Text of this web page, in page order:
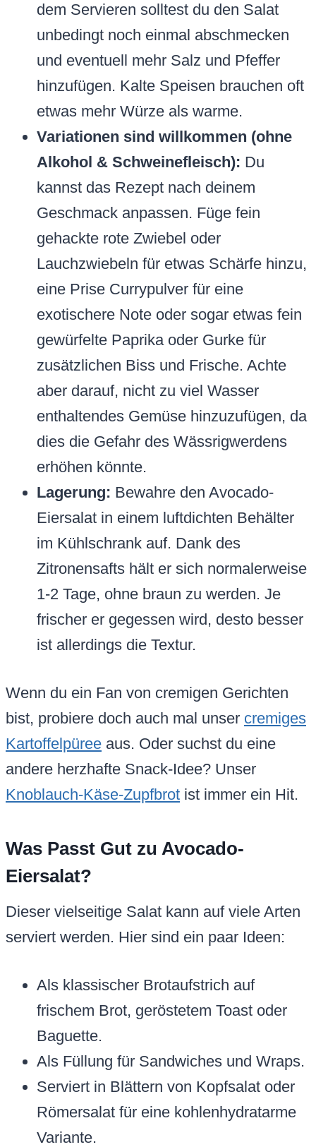
dem Servieren solltest du den Salat
unbedingt noch einmal abschmecken
und eventuell mehr Salz und Pfeffer
hinzufügen. Kalte Speisen brauchen oft
etwas mehr Würze als warme.
Variationen sind willkommen (ohne
Alkohol & Schweinefleisch): Du
kannst das Rezept nach deinem
Geschmack anpassen. Füge fein
gehackte rote Zwiebel oder
Lauchzwiebeln für etwas Schärfe hinzu,
eine Prise Currypulver für eine
exotischere Note oder sogar etwas fein
gewürfelte Paprika oder Gurke für
zusätzlichen Biss und Frische. Achte
aber darauf, nicht zu viel Wasser
enthaltendes Gemüse hinzuzufügen, da
dies die Gefahr des Wässrigwerdens
erhöhen könnte.
Lagerung: Bewahre den Avocado-
Eiersalat in einem luftdichten Behälter
im Kühlschrank auf. Dank des
Zitronensafts hält er sich normalerweise
1-2 Tage, ohne braun zu werden. Je
frischer er gegessen wird, desto besser
ist allerdings die Textur.
Wenn du ein Fan von cremigen Gerichten
bist, probiere doch auch mal unser cremiges
Kartoffelpüree aus. Oder suchst du eine
andere herzhafte Snack-Idee? Unser
Knoblauch-Käse-Zupfbrot ist immer ein Hit.
Was Passt Gut zu Avocado-
Eiersalat?
Dieser vielseitige Salat kann auf viele Arten
serviert werden. Hier sind ein paar Ideen:
Als klassischer Brotaufstrich auf
frischem Brot, geröstetem Toast oder
Baguette.
Als Füllung für Sandwiches und Wraps.
Serviert in Blättern von Kopfsalat oder
Römersalat für eine kohlenhydratarme
Variante.